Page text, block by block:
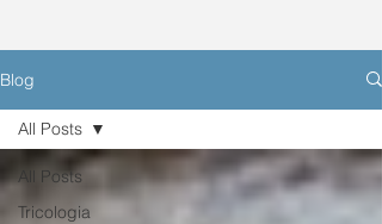
Blog
All Posts
Tricologia
All Posts